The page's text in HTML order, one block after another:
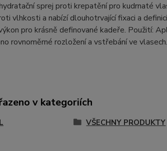
sprej proti krepatění pro kudrnaté
vlhkosti a nabízí dlouhotrvající fixaci a
pro krásně definované kadeře. Použití:
rovnoměrné rozložení a vstřebání ve
v kategoriích
VŠECHNY PRODUKTY